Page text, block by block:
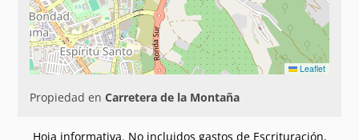
Leaflet
Propiedad enCarretera de la Montaña
Hoja informativa. No incluidos gastos de Escrituración,